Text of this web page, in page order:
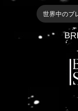
世界中のブ